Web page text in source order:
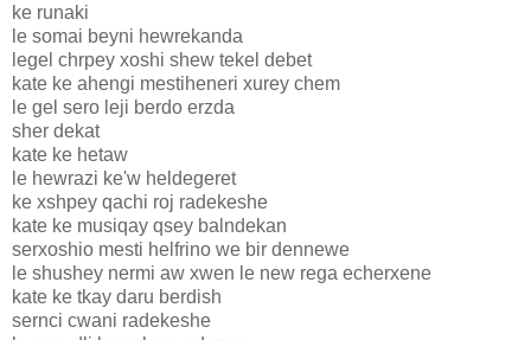
ke runaki
le somai beyni hewrekanda
legel chrpey xoshi shew tekel debet
kate ke ahengi mestiheneri xurey chem
le gel sero leji berdo erzda
sher dekat
kate ke hetaw
le hewrazi ke'w heldegeret
ke xshpey qachi roj radekeshe
kate ke musiqay qsey balndekan
serxoshio mesti helfrino we bir dennewe
le shushey nermi aw xwen le new rega echerxene
kate ke tkay daru berdish
sernci cwani radekeshe